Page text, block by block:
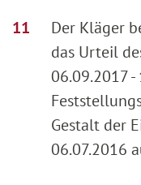
Der Kläger
das Urteil
06.09.2017
Gestalt der
06.07.2016